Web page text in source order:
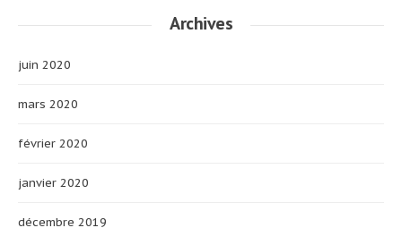
Archives
juin 2020
mars 2020
février 2020
janvier 2020
décembre 2019